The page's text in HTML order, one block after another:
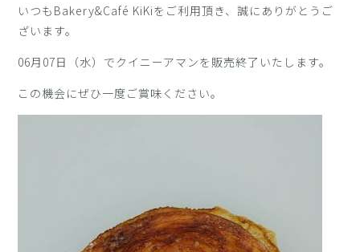
いつもBakery&Café KiKiをご利用頂き、誠にありがとうご
ざいます。
06月07日（水）でクイニーアマンを販売終了いたします。
この機会にぜひ一度ご賞味ください。